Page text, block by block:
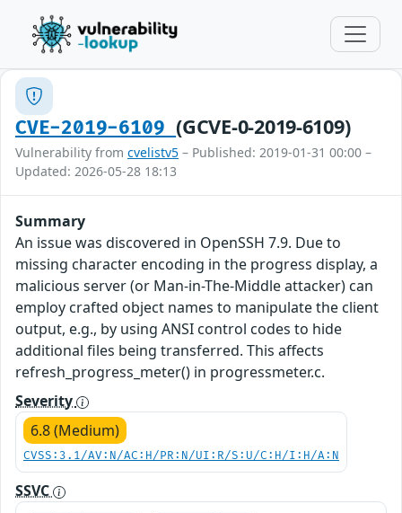
CVE-2019-6109(GCVE-0-2019-6109)
Vulnerability from cvelistv5 – Published: 2019-01-31 00:00 –
Updated: 2026-05-28 18:13
Summary
An issue was discovered in OpenSSH 7.9. Due to
missing character encoding in the progress display, a
malicious server (or Man-in-The-Middle attacker) can
employ crafted object names to manipulate the client
output, e.g., by using ANSI control codes to hide
additional files being transferred. This affects
refresh_progress_meter() in progressmeter.c.
Severity
6.8 (Medium)
CVSS:3.1/AV:N/AC:H/PR:N/UI:R/S:U/C:H/I:H/A:N
SSVC